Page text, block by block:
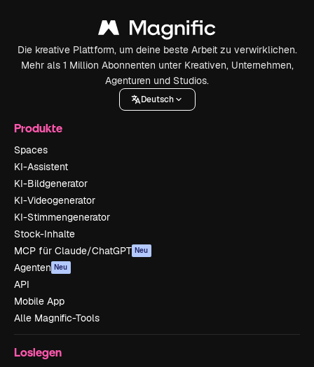
Die kreative Plattform, um deine beste Arbeit zu verwirklichen.
Mehr als 1 Million Abonnenten unter Kreativen, Unternehmen,
Agenturen und Studios.
Deutsch
Produkte
Spaces
KI-Assistent
KI-Bildgenerator
KI-Videogenerator
KI-Stimmengenerator
Stock-Inhalte
MCP für Claude/ChatGPT Neu
Agenten Neu
API
Mobile App
Alle Magnific-Tools
Loslegen